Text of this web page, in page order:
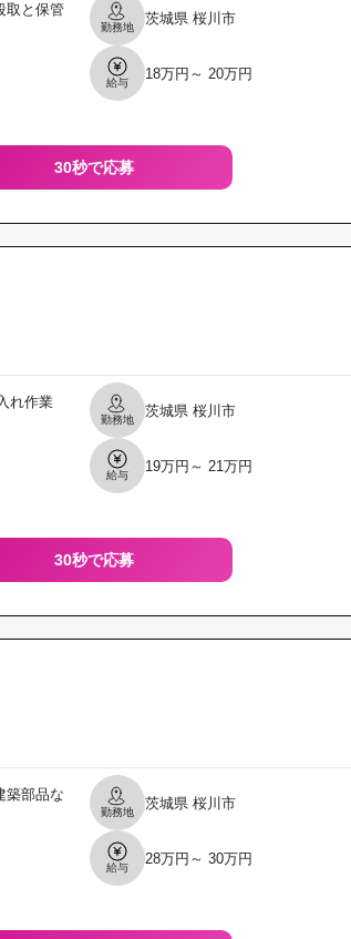
取と保管
勤務地
茨城県 桜川市
給与
18万円～ 20万円
30秒で応募
れ作業
勤務地
茨城県 桜川市
給与
19万円～ 21万円
30秒で応募
築部品な
勤務地
茨城県 桜川市
給与
28万円～ 30万円